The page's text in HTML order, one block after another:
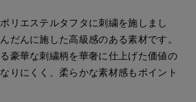
リエステルタフタに刺繍を施しまし
だんに施した高級感のある素材です。
豪華な刺繍柄を華奢に仕上げた価値の
りにくく、柔らかな素材感もポイント